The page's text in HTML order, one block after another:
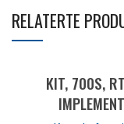
RELATERTE
KIT, 700S,
IMPLEMENT